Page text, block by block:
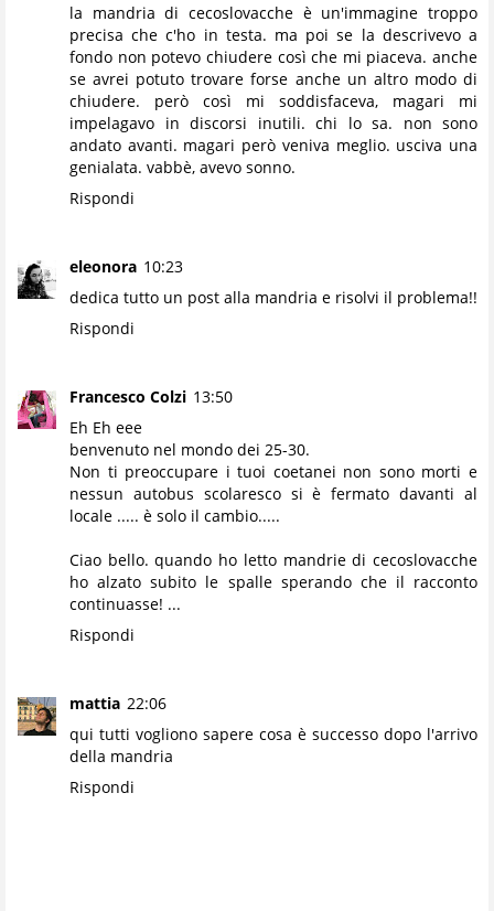
la mandria di cecoslovacche è un'immagine troppo
precisa che c'ho in testa. ma poi se la descrivevo a
fondo non potevo chiudere così che mi piaceva. anche
se avrei potuto trovare forse anche un altro modo di
chiudere. però così mi soddisfaceva, magari mi
impelagavo in discorsi inutili. chi lo sa. non sono
andato avanti. magari però veniva meglio. usciva una
genialata. vabbè, avevo sonno.
Rispondi
eleonora 10:23
dedica tutto un post alla mandria e risolvi il problema!!
Rispondi
Francesco Colzi 13:50
Eh Eh eee
benvenuto nel mondo dei 25-30.
Non ti preoccupare i tuoi coetanei non sono morti e
nessun autobus scolaresco si è fermato davanti al
locale ..... è solo il cambio.....
Ciao bello. quando ho letto mandrie di cecoslovacche
ho alzato subito le spalle sperando che il racconto
continuasse! ...
Rispondi
mattia 22:06
qui tutti vogliono sapere cosa è successo dopo l'arrivo
della mandria
Rispondi